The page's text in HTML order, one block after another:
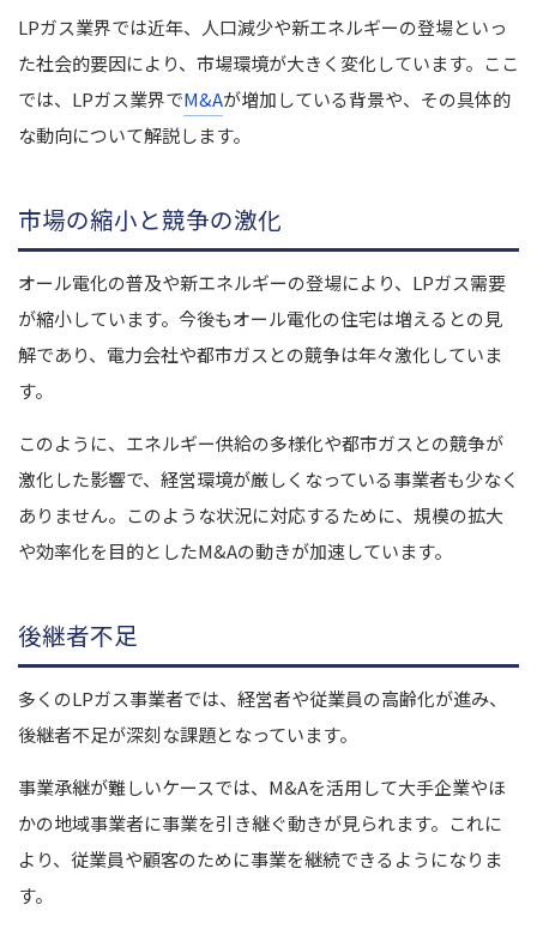
LPガス業界では近年、人口減少や新エネルギーの登場といっ
た社会的要因により、市場環境が大きく変化しています。ここ
では、LPガス業界でM&Aが増加している背景や、その具体的
な動向について解説します。
市場の縮小と競争の激化
オール電化の普及や新エネルギーの登場により、LPガス需要
が縮小しています。今後もオール電化の住宅は増えるとの見
解であり、電力会社や都市ガスとの競争は年々激化していま
す。
このように、エネルギー供給の多様化や都市ガスとの競争が
激化した影響で、経営環境が厳しくなっている事業者も少なく
ありません。このような状況に対応するために、規模の拡大
や効率化を目的としたM&Aの動きが加速しています。
後継者不足
多くのLPガス事業者では、経営者や従業員の高齢化が進み、
後継者不足が深刻な課題となっています。
事業承継が難しいケースでは、M&Aを活用して大手企業やほ
かの地域事業者に事業を引き継ぐ動きが見られます。これに
より、従業員や顧客のために事業を継続できるようになりま
す。